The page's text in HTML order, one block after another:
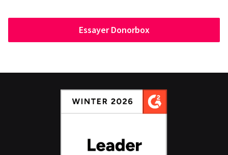
Essayer Donorbox